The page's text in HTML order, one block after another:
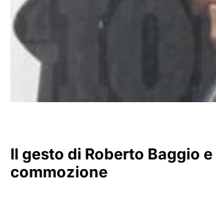
Il gesto di Roberto Baggio e
commozione